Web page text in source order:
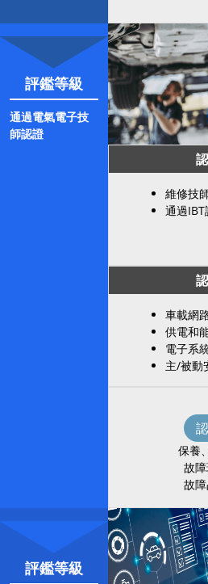
評鑑等級
通過電氣電子技
師認證
維修技
通過IBT
車載網
供電和
電子系
主/被動
保養
故
故
評鑑等級